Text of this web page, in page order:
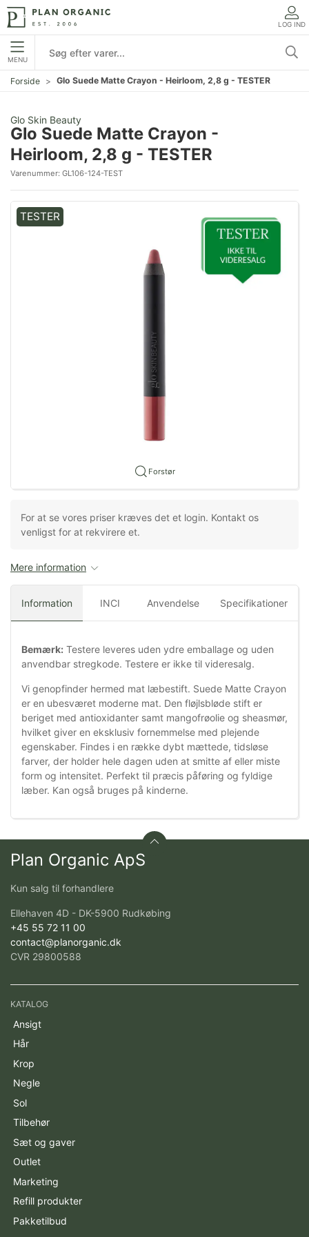
LOG IND
MENU
Forside Glo Suede Matte Crayon - Heirloom, 2,8 g - TESTER
Glo Skin Beauty
Glo Suede Matte Crayon -
Heirloom, 2,8 g - TESTER
Varenummer: GL106-124-TEST
TESTER
Forstør
For at se vores priser kræves det et login. Kontakt os
venligst for at rekvirere et.
Mere information
Information INCI Anvendelse Specifikationer
Bemærk: Testere leveres uden ydre emballage og uden
anvendbar stregkode. Testere er ikke til videresalg.
Vi genopfinder hermed mat læbestift. Suede Matte Crayon
er en ubesværet moderne mat. Den fløjlsbløde stift er
beriget med antioxidanter samt mangofrøolie og sheasmør,
hvilket giver en eksklusiv fornemmelse med plejende
egenskaber. Findes i en række dybt mættede, tidsløse
farver, der holder hele dagen uden at smitte af eller miste
form og intensitet. Perfekt til præcis påføring og fyldige
læber. Kan også bruges på kinderne.
Plan Organic ApS
Kun salg til forhandlere
Ellehaven 4D - DK-5900 Rudkøbing
+45 55 72 11 00
contact@planorganic.dk
CVR 29800588
KATALOG
Ansigt
Hår
Krop
Negle
Sol
Tilbehør
Sæt og gaver
Outlet
Marketing
Refill produkter
Pakketilbud